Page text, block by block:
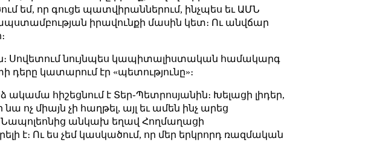
եմ, որ գուցե պատվիրաններում, ինչպես եւ ԱՄՆ
իրավունքի մասին կետ։ Ու անվճար
Սովետում նույնպես կապիտալիստական համակարգ
դերը կատարում էր «պետությունը»։
ակամա հիշեցնում է Տեր֊Պետրոսյանին։ Խելացի լիդեր,
միայն չի հաղթել, այլ եւ ամեն ինչ արեց
անկախ եղավ Հողմաղացի
Ու ես չեմ կասկածում, որ մեր երկրորդ ռազմական